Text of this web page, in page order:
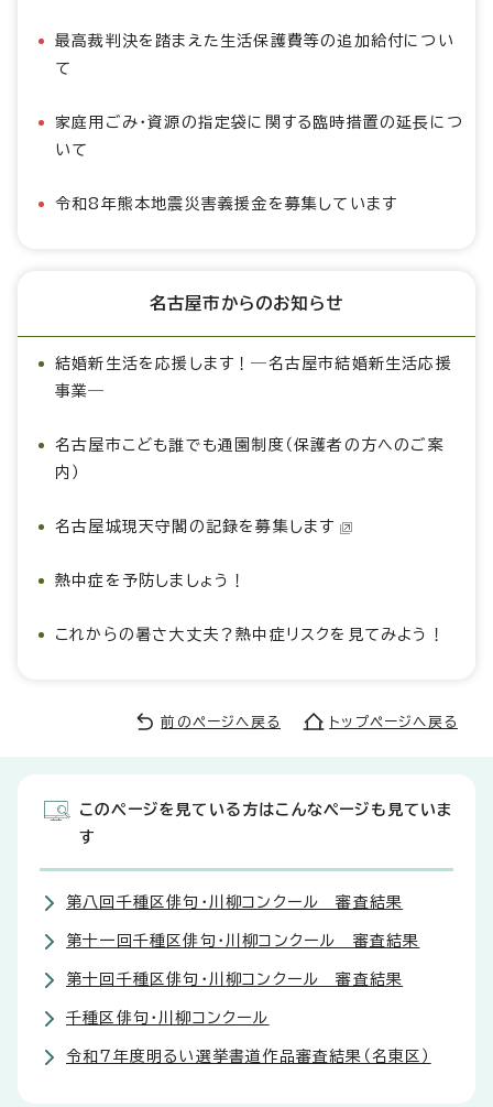
最高裁判決を踏まえた生活保護費等の追加給付につい
て
家庭用ごみ・資源の指定袋に関する臨時措置の延長につ
いて
令和8年熊本地震災害義援金を募集しています
名古屋市からのお知らせ
結婚新生活を応援します！―名古屋市結婚新生活応援
事業―
名古屋市こども誰でも通園制度（保護者の方へのご案
内）
名古屋城現天守閣の記録を募集します
熱中症を予防しましょう！
これからの暑さ大丈夫？熱中症リスクを見てみよう！
前のページへ戻る トップページへ戻る
このページを見ている方はこんなページも見ていま
す
第八回千種区俳句・川柳コンクール 審査結果
第十一回千種区俳句・川柳コンクール 審査結果
第十回千種区俳句・川柳コンクール 審査結果
千種区俳句・川柳コンクール
令和7年度明るい選挙書道作品審査結果（名東区）